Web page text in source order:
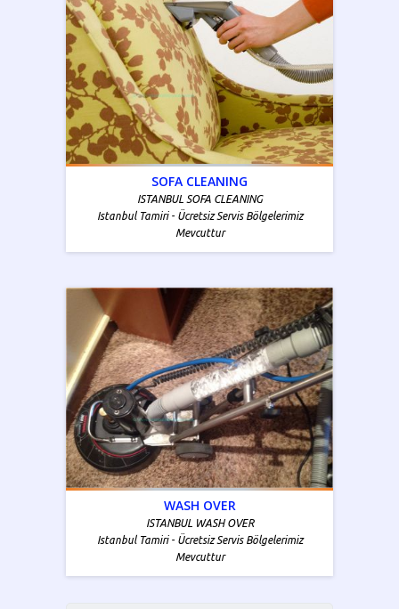
SOFA CLEANING
ISTANBUL SOFA CLEANING
Istanbul Tamiri - Ücretsiz Servis Bölgelerimiz
Mevcuttur
WASH OVER
ISTANBUL WASH OVER
Istanbul Tamiri - Ücretsiz Servis Bölgelerimiz
Mevcuttur